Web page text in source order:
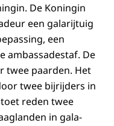
De Koningin
een galarijtuig
een
ambassadestaf. De
twee paarden. Het
twee bijrijders in
reden twee
in gala-